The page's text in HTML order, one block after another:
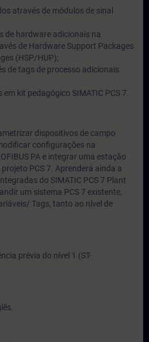
através de módulos de sinal
de hardware adicionais na
de Hardware Support Packages
(HSP/HUP);
de tags de processo adicionais
kit pedagógico SIMATIC PCS 7.
dispositivos de campo
configurações na
PA e integrar uma estação
PCS 7. Aprenderá ainda a
do SIMATIC PCS 7 Plant
um sistema PCS 7 existente,
Tags, tanto ao nível de
prévia do nível 1 (ST-